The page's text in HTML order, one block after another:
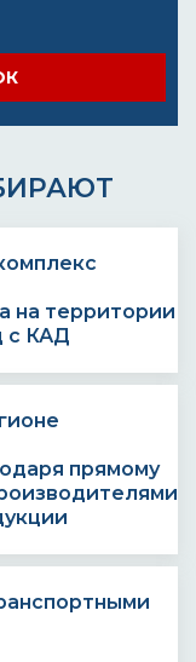
на территории
с КАД
прямому